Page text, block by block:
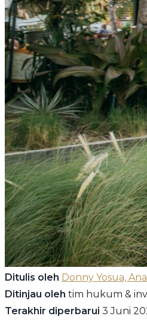
Ditulis oleh Donny Yosua,
Ditinjau oleh tim hukum &
Terakhir diperbarui 3 Juni